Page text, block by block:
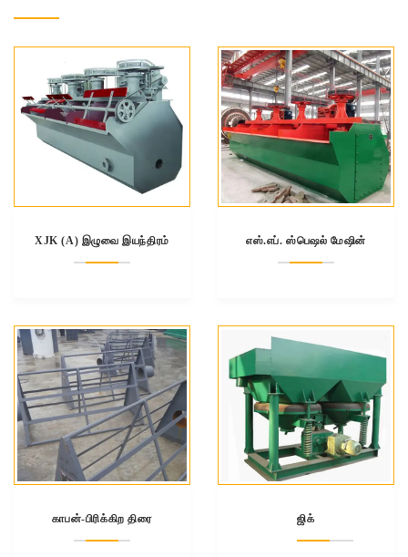
XJK (A) இழுவை இயந்திரம் எஸ்.எப். ஸ்பெஷல் மேஷின்
காபன்-பிரிக்கிற திரை ஜிக்